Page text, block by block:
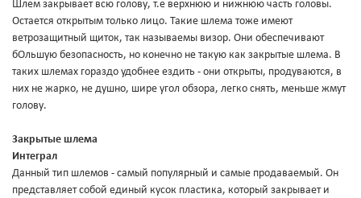
Шлем закрывает всю голову, т.е верхнюю и нижнюю часть головы.
Остается открытым только лицо. Такие шлема тоже имеют
ветрозащитный щиток, так называемы визор. Они обеспечивают
бОльшую безопасность, но конечно не такую как закрытые шлема. В
таких шлемах гораздо удобнее ездить - они открыты, продуваются, в
них не жарко, не душно, шире угол обзора, легко снять, меньше жмут
голову.
Закрытые шлема
Интеграл
Данный тип шлемов - самый популярный и самые продаваемый. Он
представляет собой единый кусок пластика, который закрывает и